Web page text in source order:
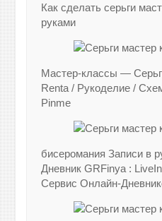
Как сделать серьги
руками
Мастер-классы —
Renta / Рукоделие /
Pinme
бисеромания Записи в
Дневник GRFinya :
Сервис Онлайн-